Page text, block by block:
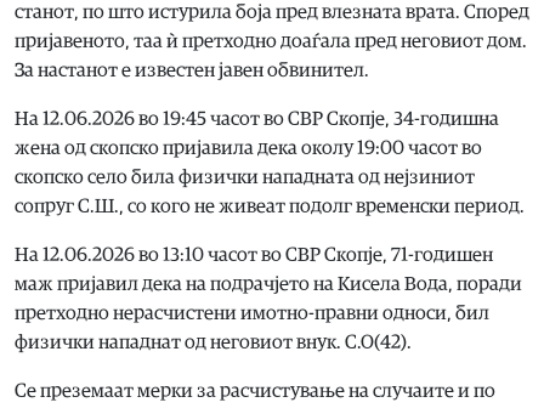
станот, по што истурила боја пред влезната врата. Според
пријавеното, таа ѝ претходно доаѓала пред неговиот дом.
За настанот е известен јавен обвинител.
На 12.06.2026 во 19:45 часот во СВР Скопје, 34-годишна
жена од скопско пријавила дека околу 19:00 часот во
скопско село била физички нападната од нејзиниот
сопруг С.Ш., со кого не живеат подолг временски период.
На 12.06.2026 во 13:10 часот во СВР Скопје, 71-годишен
маж пријавил дека на подрачјето на Кисела Вода, поради
претходно нерасчистени имотно-правни односи, бил
физички нападнат од неговиот внук. С.О(42).
Се преземаат мерки за расчистување на случаите и по